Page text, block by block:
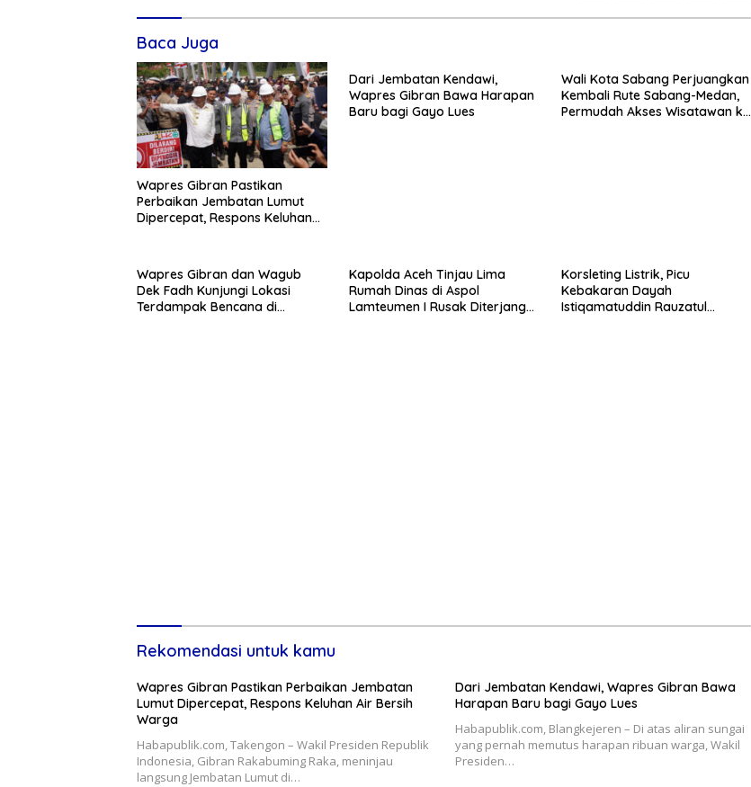
Baca Juga
Wapres Gibran Pastikan
Perbaikan Jembatan Lumut
Dipercepat, Respons Keluhan
Dari Jembatan Kendawi,
Wapres Gibran Bawa Harapan
Baru bagi Gayo Lues
Wali Kota Sabang Perjuangkan
Kembali Rute Sabang-Medan,
Permudah Akses Wisatawan ke
Wapres Gibran dan Wagub
Dek Fadh Kunjungi Lokasi
Terdampak Bencana di
Kapolda Aceh Tinjau Lima
Rumah Dinas di Aspol
Lamteumen I Rusak Diterjang
Korsleting Listrik, Picu
Kebakaran Dayah
Istiqamatuddin Rauzatul
Rekomendasi untuk kamu
Wapres Gibran Pastikan Perbaikan Jembatan
Lumut Dipercepat, Respons Keluhan Air Bersih
Warga
Habapublik.com, Takengon – Wakil Presiden Republik
Indonesia, Gibran Rakabuming Raka, meninjau
langsung Jembatan Lumut di…
Dari Jembatan Kendawi, Wapres Gibran Bawa
Harapan Baru bagi Gayo Lues
Habapublik.com, Blangkejeren – Di atas aliran sungai
yang pernah memutus harapan ribuan warga, Wakil
Presiden…